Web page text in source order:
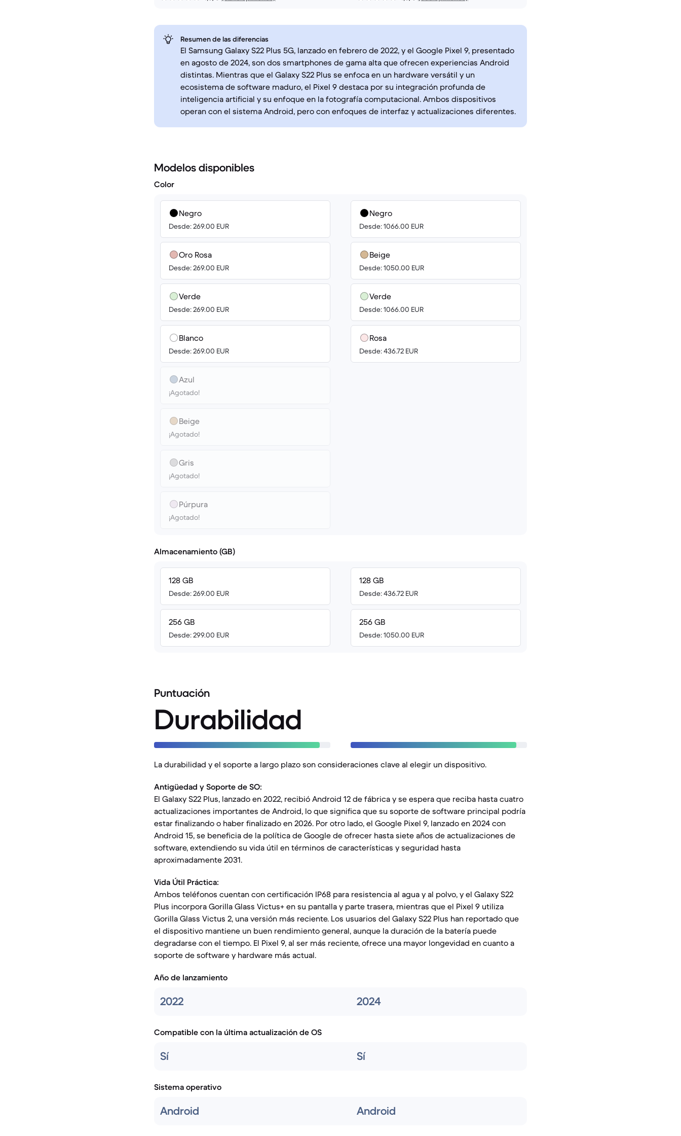
Resumen de las diferencias
El Samsung Galaxy S22 Plus 5G, lanzado en febrero de 2022, y el Google Pixel 9, presentado
en agosto de 2024, son dos smartphones de gama alta que ofrecen experiencias Android
distintas. Mientras que el Galaxy S22 Plus se enfoca en un hardware versátil y un
ecosistema de software maduro, el Pixel 9 destaca por su integración profunda de
inteligencia artificial y su enfoque en la fotografía computacional. Ambos dispositivos
operan con el sistema Android, pero con enfoques de interfaz y actualizaciones diferentes.
Modelos disponibles
Color
Negro
Desde: 269.00 EUR
Oro Rosa
Desde: 269.00 EUR
Verde
Desde: 269.00 EUR
Blanco
Desde: 269.00 EUR
Azul
¡Agotado!
Beige
¡Agotado!
Gris
¡Agotado!
Púrpura
¡Agotado!
Negro
Desde: 1066.00 EUR
Beige
Desde: 1050.00 EUR
Verde
Desde: 1066.00 EUR
Rosa
Desde: 436.72 EUR
Almacenamiento (GB)
128 GB
Desde: 269.00 EUR
256 GB
Desde: 299.00 EUR
128 GB
Desde: 436.72 EUR
256 GB
Desde: 1050.00 EUR
Puntuación
Durabilidad
La durabilidad y el soporte a largo plazo son consideraciones clave al elegir un dispositivo.
Antigüedad y Soporte de SO:
El Galaxy S22 Plus, lanzado en 2022, recibió Android 12 de fábrica y se espera que reciba hasta cuatro
actualizaciones importantes de Android, lo que significa que su soporte de software principal podría
estar finalizando o haber finalizado en 2026. Por otro lado, el Google Pixel 9, lanzado en 2024 con
Android 15, se beneficia de la política de Google de ofrecer hasta siete años de actualizaciones de
software, extendiendo su vida útil en términos de características y seguridad hasta
aproximadamente 2031.
Vida Útil Práctica:
Ambos teléfonos cuentan con certificación IP68 para resistencia al agua y al polvo, y el Galaxy S22
Plus incorpora Gorilla Glass Victus+ en su pantalla y parte trasera, mientras que el Pixel 9 utiliza
Gorilla Glass Victus 2, una versión más reciente. Los usuarios del Galaxy S22 Plus han reportado que
el dispositivo mantiene un buen rendimiento general, aunque la duración de la batería puede
degradarse con el tiempo. El Pixel 9, al ser más reciente, ofrece una mayor longevidad en cuanto a
soporte de software y hardware más actual.
Año de lanzamiento
2022 2024
Compatible con la última actualización de OS
Sí Sí
Sistema operativo
Android Android